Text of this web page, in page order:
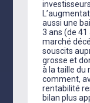
aussi une
3 ans (de 41
marché
souscits
grosse et
à la taille du
comment,
rentabilité
bilan plus